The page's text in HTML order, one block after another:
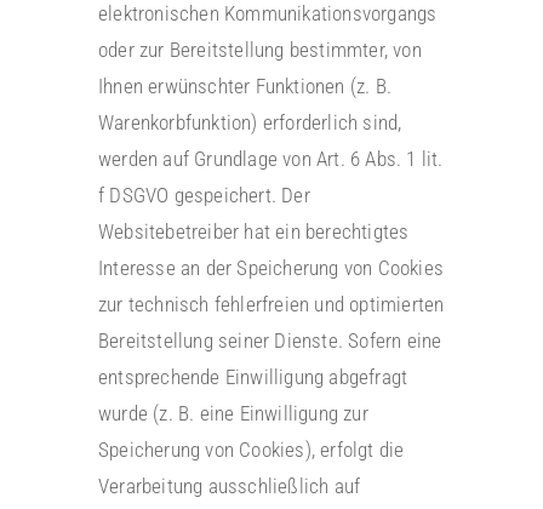
elektronischen Kommunikationsvorgangs
oder zur Bereitstellung bestimmter, von
Ihnen erwünschter Funktionen (z. B.
Warenkorbfunktion) erforderlich sind,
werden auf Grundlage von Art. 6 Abs. 1 lit.
f DSGVO gespeichert. Der
Websitebetreiber hat ein berechtigtes
Interesse an der Speicherung von Cookies
zur technisch fehlerfreien und optimierten
Bereitstellung seiner Dienste. Sofern eine
entsprechende Einwilligung abgefragt
wurde (z. B. eine Einwilligung zur
Speicherung von Cookies), erfolgt die
Verarbeitung ausschließlich auf